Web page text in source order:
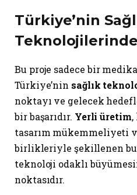
Türkiye’nin
Bu proje sadece bir
Türkiye’nin sağlık
noktayı ve gelecek
bir başarıdır. Yerli üretim,
tasarım mükemmeliyeti
birlikleriyle şekillenen bu
teknoloji odaklı
noktasıdır.